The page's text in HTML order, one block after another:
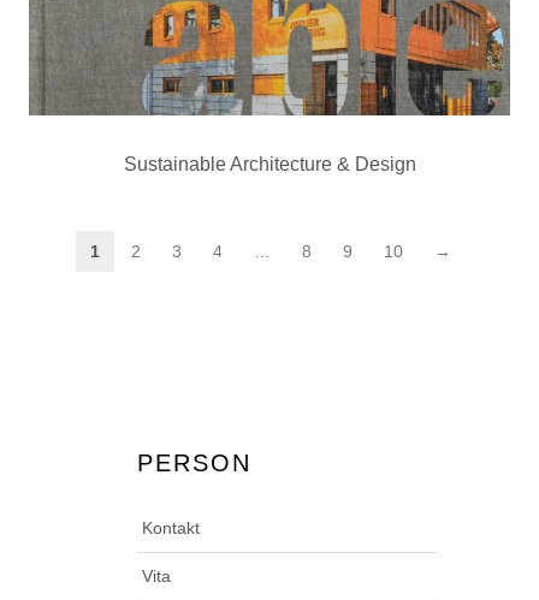
Sustainable Architecture & Design
1 2 3 4 8 9 10 →
PERSON
Kontakt
Vita